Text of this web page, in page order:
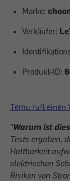
Marke:
Verkäufer:
Produkt-ID:
Temu ruft einen
"Warum ist
Tests ergaben,
Haltbarkeit
elektrischen
Risiken von